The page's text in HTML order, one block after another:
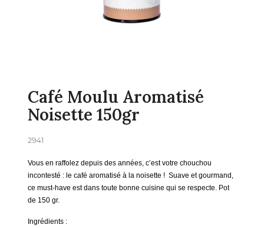
Café Moulu Aromatisé
Noisette 150gr
2941
Vous en raffolez depuis des années, c’est votre chouchou
incontesté : le café aromatisé à la noisette ! Suave et gourmand,
ce must-have est dans toute bonne cuisine qui se respecte. Pot
de 150 gr.
Ingrédients :